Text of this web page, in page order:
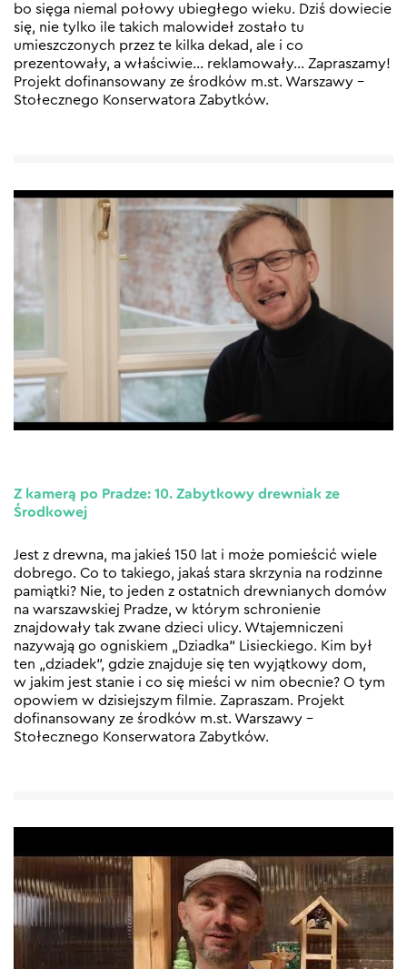
bo sięga niemal połowy ubiegłego wieku. Dziś dowiecie
się, nie tylko ile takich malowideł zostało tu
umieszczonych przez te kilka dekad, ale i co
prezentowały, a właściwie… reklamowały… Zapraszamy!
Projekt dofinansowany ze środków m.st. Warszawy –
Stołecznego Konserwatora Zabytków.
Z kamerą po Pradze: 10. Zabytkowy drewniak ze
Środkowej
Jest z drewna, ma jakieś 150 lat i może pomieścić wiele
dobrego. Co to takiego, jakaś stara skrzynia na rodzinne
pamiątki? Nie, to jeden z ostatnich drewnianych domów
na warszawskiej Pradze, w którym schronienie
znajdowały tak zwane dzieci ulicy. Wtajemniczeni
nazywają go ogniskiem „Dziadka” Lisieckiego. Kim był
ten „dziadek”, gdzie znajduje się ten wyjątkowy dom,
w jakim jest stanie i co się mieści w nim obecnie? O tym
opowiem w dzisiejszym filmie. Zapraszam. Projekt
dofinansowany ze środków m.st. Warszawy –
Stołecznego Konserwatora Zabytków.